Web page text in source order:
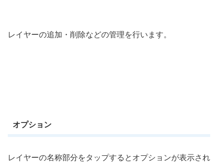
レイヤーの追加・削除などの管理を行います。
オプション
レイヤーの名称部分をタップするとオプションが表示され